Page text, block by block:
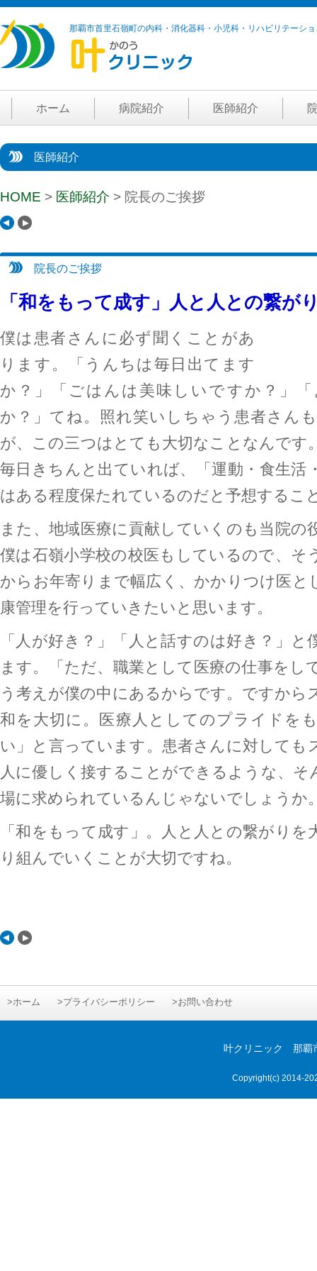
那覇市首里石嶺町の内科・消化器科・小児科・リハビリテーシ
ホーム 病院紹介 医師紹介
医師紹介
HOME > 医師紹介 > 院長のご挨拶
院長のご挨拶
「和をもって成す」人と人との繋が
僕は患者さんに必ず聞くことがあ
ります。「うんちは毎日出てます
か？」「ごはんは美味しいですか？」
か？」てね。照れ笑いしちゃう患者さん
が、この三つはとても大切なことなんです
毎日きちんと出ていれば、「運動・食生活
はある程度保たれているのだと予想するこ
また、地域医療に貢献していくのも当院の
僕は石嶺小学校の校医もしているので、そ
からお年寄りまで幅広く、かかりつけ医と
康管理を行っていきたいと思います。
「人が好き？」「人と話すのは好き？」と
ます。「ただ、職業として医療の仕事をし
う考えが僕の中にあるからです。ですから
和を大切に。医療人としてのプライドを
い」と言っています。患者さんに対しても
人に優しく接することができるような、そ
場に求められているんじゃないでしょうか
「和をもって成す」。人と人との繋がりを
り組んでいくことが大切ですね。
>ホーム >プライバシーポリシー >お問い合わせ
叶クリニック 那覇
Copyright(c) 2014-